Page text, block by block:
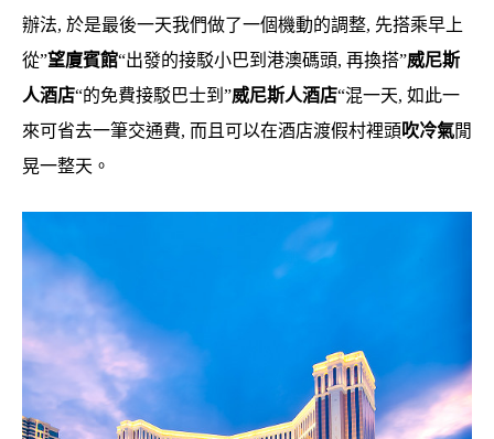
辦法, 於是最後一天我們做了一個機動的調整, 先搭乘早上
從”望廈賓館“出發的接駁小巴到港澳碼頭, 再換搭”威尼斯
人酒店“的免費接駁巴士到”威尼斯人酒店“混一天, 如此一
來可省去一筆交通費, 而且可以在酒店渡假村裡頭 吹冷氣閒
晃一整天。